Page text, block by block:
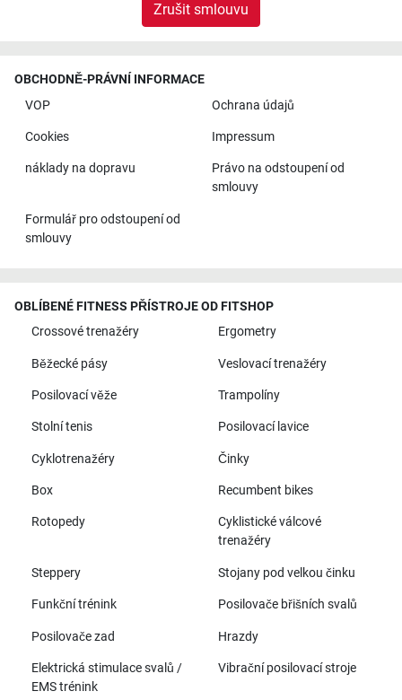
Zrušit smlouvu
OBCHODNĚ-PRÁVNÍ INFORMACE
VOP
Ochrana údajů
Cookies Impressum
náklady na dopravu
Právo na odstoupení od
smlouvy
Formulář pro odstoupení od
smlouvy
OBLÍBENÉ FITNESS PŘÍSTROJE OD FITSHOP
Crossové trenažéry
Ergometry
Běžecké pásy Veslovací trenažéry
Posilovací věže Trampolíny
Stolní tenis Posilovací lavice
Cyklotrenažéry Činky
Box Recumbent bikes
Rotopedy
Cyklistické válcové
trenažéry
Steppery Stojany pod velkou činku
Funkční trénink Posilovače břišních svalů
Posilovače zad Hrazdy
Elektrická stimulace svalů /
EMS trénink
Vibrační posilovací stroje